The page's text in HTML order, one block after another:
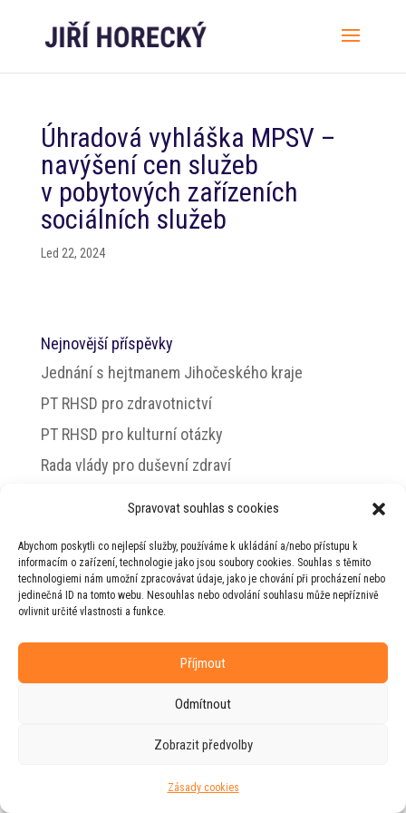
Spravovat souhlas s cookies
Abychom poskytli co nejlepší služby, používáme k ukládání a/nebo přístupu k
informacím o zařízení, technologie jako jsou soubory cookies. Souhlas s těmito
technologiemi nám umožní zpracovávat údaje, jako je chování při procházení nebo
jedinečná ID na tomto webu. Nesouhlas nebo odvolání souhlasu může nepříznivě
ovlivnit určité vlastnosti a funkce.
Příjmout
Odmítnout
Zobrazit předvolby
Zásady cookies
Úhradová vyhláška MPSV –
navýšení cen služeb
v pobytových zařízeních
sociálních služeb
Led 22, 2024
Nejnovější příspěvky
Jednání s hejtmanem Jihočeského kraje
PT RHSD pro zdravotnictví
PT RHSD pro kulturní otázky
Rada vlády pro duševní zdraví
© 2026 Jiří Horecký – Osobní stránky Jiřího
Horeckého
Web vytvořila firma